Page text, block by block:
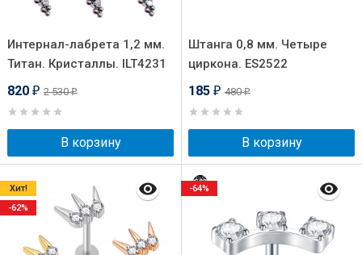
Интернал-лабрета 1,2 мм.
Титан. Кристаллы. ILT4231
820 ₽ 2 530₽
В корзину
Штанга 0,8 мм. Четыре
циркона. ES2522
185 ₽ 480₽
В корзину
Хит!
-62%
-64%